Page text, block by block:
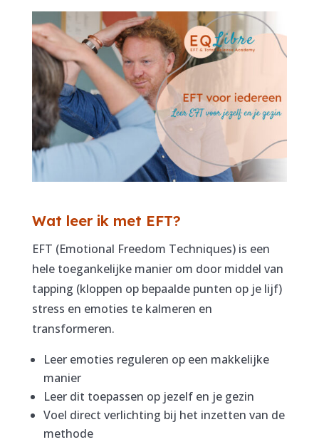
Wat leer ik met EFT?
EFT (Emotional Freedom Techniques) is een
hele toegankelijke manier om door middel van
tapping (kloppen op bepaalde punten op je lijf)
stress en emoties te kalmeren en
transformeren.
Leer emoties reguleren op een makkelijke
manier
Leer dit toepassen op jezelf en je gezin
Voel direct verlichting bij het inzetten van de
methode